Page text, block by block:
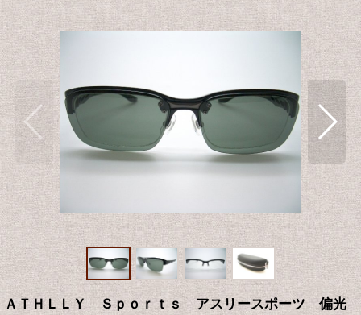
ＡＴＨＬＬＹ Ｓｐｏｒｔｓ アスリースポーツ 偏光